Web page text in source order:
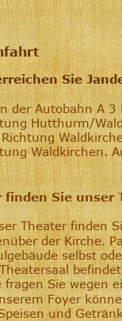
Sie
der Autobahn A
Hutthurm/
Waldkirchen.
finden Sie unser
Theater finden
der Kirche.
selbst
fragen Sie wegen
Foyer
und